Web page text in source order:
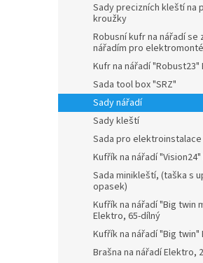
Sady precizních kleští na
kroužky
Robusní kufr na nářadí se
nářadím pro
Kufr na nářadí "Robust23"
Sada tool box "SRZ"
Sady nářadí
Sady kleští
Sada pro elektroinstalace
Kufřík na nářadí
Sada minikleští, (taška s
opasek)
Kufřík na nářadí "Big twin
Elektro, 65-dílný
Kufřík na nářadí "Big twin"
Brašna na nářadí Elektro,